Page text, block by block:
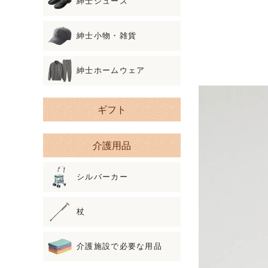
紳士小物・雑貨
紳士ホームウェア
ギフト
介護用品
シルバーカー
杖
介護施設で必要な用品